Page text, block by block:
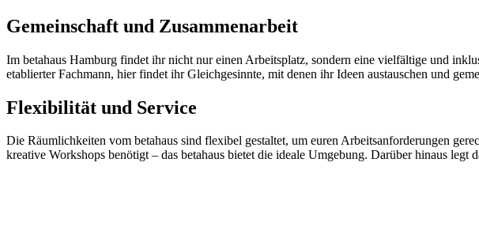
Gemeinschaft und Zusammenarbeit
Im betahaus Hamburg findet ihr nicht nur einen Arbeitsplatz, sondern eine vielfältige und
etablierter Fachmann, hier findet ihr Gleichgesinnte, mit denen ihr Ideen austauschen und
Flexibilität und Service
Die Räumlichkeiten vom betahaus sind flexibel gestaltet, um euren Arbeitsanforderungen
kreative Workshops benötigt – das betahaus bietet die ideale Umgebung. Darüber hinaus